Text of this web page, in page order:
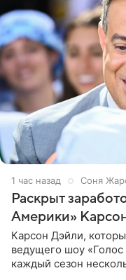
1 час назад Соня
Раскрыт
Америки»
Карсон Дэйли,
ведущего шоу
каждый сезон